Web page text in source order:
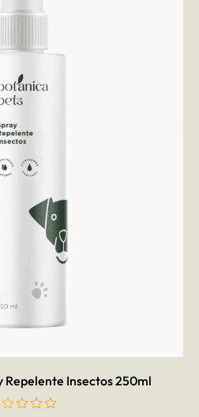
AL CARRITO
Repelente Insectos 250ml